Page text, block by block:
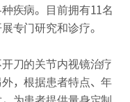
疾病。目前拥有11名
专门研究和诊疗。
刀的关节内视镜治疗
，根据患者特点、年